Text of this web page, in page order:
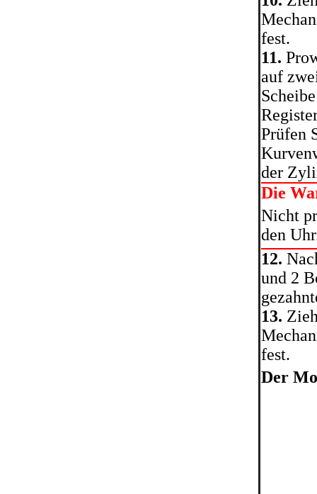
fest.
11.
auf
Prüfen
der
Die
Nicht
den
12.
und 2
13.
fest.
Der